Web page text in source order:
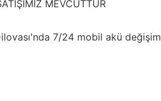
MEVCUTTUR
7/24 mobil akü